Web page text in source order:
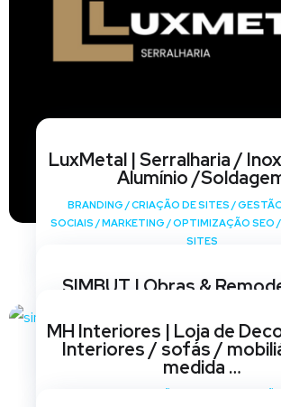
LuxMetal | Serralharia /
Alumínio /
BRANDING /CRIAÇÃO DE SITES /
SOCIAIS /MARKETING /OPTIMIZAÇÃO SEO /
SITES
SIMBUT | Obras &
SOCIAIS /MARKETING OPTIMIZAÇÃO SEO/
SITES
MH Interiores | Loja de
Interiores / sofás /
medida …